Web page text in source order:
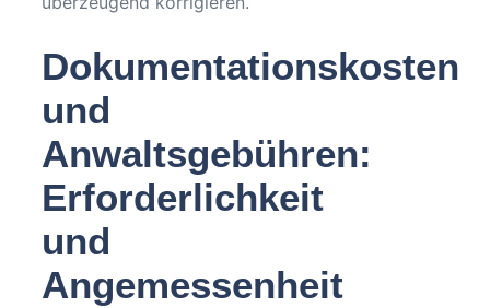
Dokumentationskosten
und
Anwaltsgebühren:
Erforderlichkeit
und
Angemessenheit